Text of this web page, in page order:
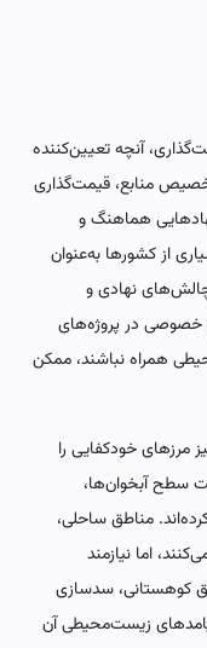
آنچه تعیین‌کننده
منابع، قیمت‌گذاری
هماهنگ و
از کشورها به‌عنوان
چالش‌های نهادی و
خصوصی در پروژه‌های
همراه نباشند، ممکن
مرزهای خودکفایی را
سطح آبخوان‌ها،
مناطق ساحلی،
اما نیازمند
کوهستانی، سدسازی
زیست‌محیطی آن